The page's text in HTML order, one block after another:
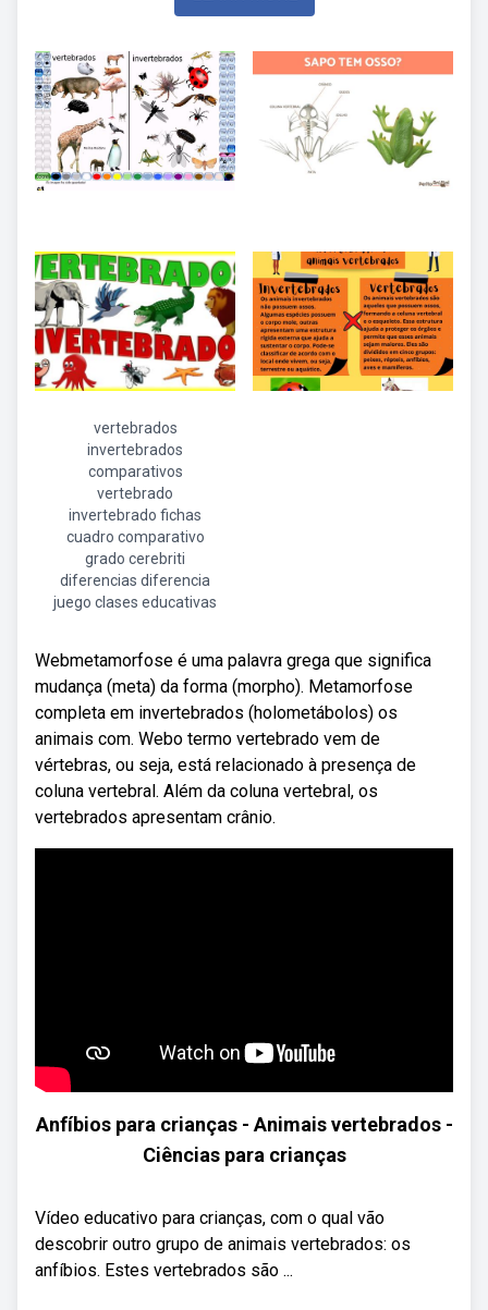
vertebrados
invertebrados
comparativos
vertebrado
invertebrado fichas
cuadro comparativo
grado cerebriti
diferencias diferencia
juego clases educativas
Webmetamorfose é uma palavra grega que significa
mudança (meta) da forma (morpho). Metamorfose
completa em invertebrados (holometábolos) os
animais com. Webo termo vertebrado vem de
vértebras, ou seja, está relacionado à presença de
coluna vertebral. Além da coluna vertebral, os
vertebrados apresentam crânio.
Anfíbios para crianças - Animais vertebrados -
Ciências para crianças
Vídeo educativo para crianças, com o qual vão
descobrir outro grupo de animais vertebrados: os
anfíbios. Estes vertebrados são ...